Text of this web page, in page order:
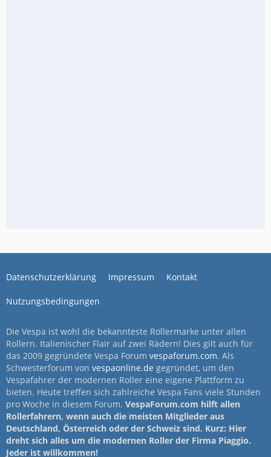
Datenschutzerklärung Impressum Kontakt
Nutzungsbedingungen
Die Vespa ist wohl die bekannteste Rollermarke unter allen
Rollern. Italienischer Flair auf zwei Rädern! Dies gilt auch für
das 2009 gegründete Vespa Forum vespaforum.com. Als
Schwesterforum von vespaonline.de gegründet, um den
Vespafahrer der modernen Roller eine eigene Plattform zu
bieten. Heute treffen sich zahlreiche Vespa Fans viele Stunden
pro Woche in diesem Forum. VespaForum.com hilft allen
Rollerfahrern, wenn auch die meisten Mitglieder aus
Deutschland, Österreich oder der Schweiz sind. Kurz: Hier
dreht sich alles um die modernen Roller der Firma Piaggio.
Jeder ist willkommen!